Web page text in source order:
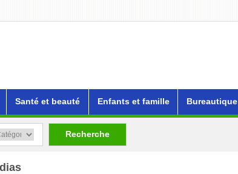
Santé et beauté Enfants et famille Bureautique
Recherche